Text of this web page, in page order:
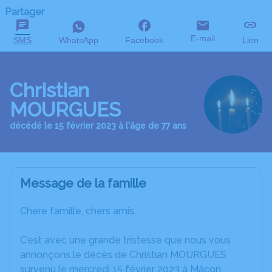
Partager
SMS WhatsApp Facebook E-mail Lien
Christian
MOURGUES
décédé le 15 février 2023 à l'âge de 77 ans
Message de la famille
Chère famille, chers amis,
C’est avec une grande tristesse que nous vous
annonçons le décès de Christian MOURGUES
survenu le mercredi 15 février 2023 à Mâcon.